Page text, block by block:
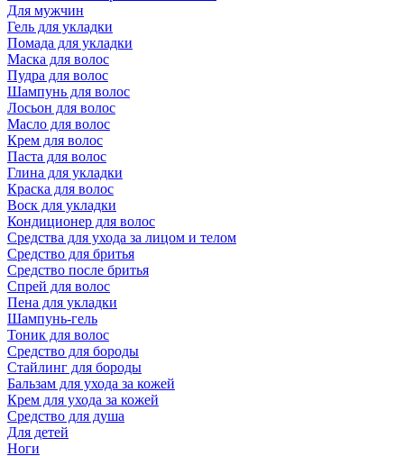
Для мужчин
Гель для укладки
Помада для укладки
Маска для волос
Пудра для волос
Шампунь для волос
Лосьон для волос
Масло для волос
Крем для волос
Паста для волос
Глина для укладки
Краска для волос
Воск для укладки
Кондиционер для волос
Средства для ухода за лицом и телом
Средство для бритья
Средство после бритья
Спрей для волос
Пена для укладки
Шампунь-гель
Тоник для волос
Средство для бороды
Стайлинг для бороды
Бальзам для ухода за кожей
Крем для ухода за кожей
Средство для душа
Для детей
Ноги